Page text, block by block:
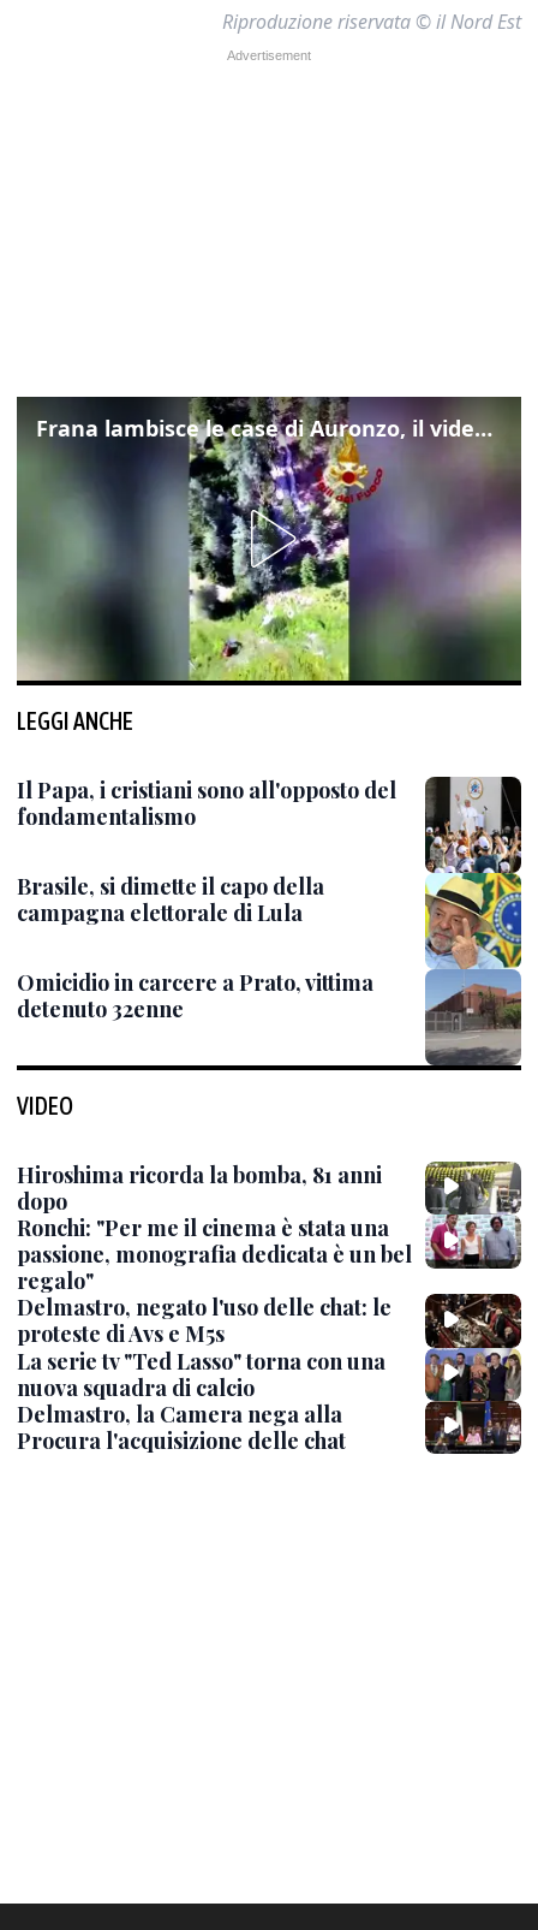
Riproduzione riservata © il Nord Est
Frana lambisce le case di Auronzo, il video dall'elicottero dei vigili del fuoco
LEGGI ANCHE
Il Papa, i cristiani sono all'opposto del
fondamentalismo
Brasile, si dimette il capo della
campagna elettorale di Lula
Omicidio in carcere a Prato, vittima
detenuto 32enne
VIDEO
Hiroshima ricorda la bomba, 81 anni
dopo
Ronchi: "Per me il cinema è stata una
passione, monografia dedicata è un bel
regalo"
Delmastro, negato l'uso delle chat: le
proteste di Avs e M5s
La serie tv "Ted Lasso" torna con una
nuova squadra di calcio
Delmastro, la Camera nega alla
Procura l'acquisizione delle chat